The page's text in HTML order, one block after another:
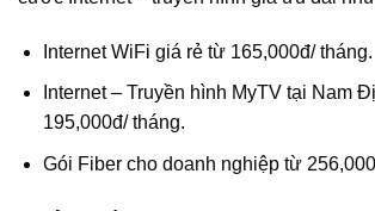
Internet WiFi giá rẻ từ 165,000đ/ tháng.
Internet – Truyền hình MyTV tại Nam
195,000đ/ tháng.
Gói Fiber cho doanh nghiệp từ